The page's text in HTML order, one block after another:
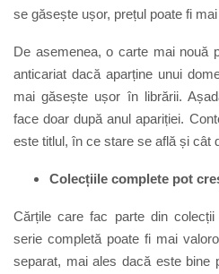
se găsește ușor, prețul poate fi
De asemenea, o carte mai nouă
anticariat dacă aparține unui
mai găsește ușor în librării.
face doar după anul apariției.
este titlul, în ce stare se află și cât
Colecțiile complete pot
Cărțile care fac parte din
serie completă poate fi mai
separat, mai ales dacă este bine